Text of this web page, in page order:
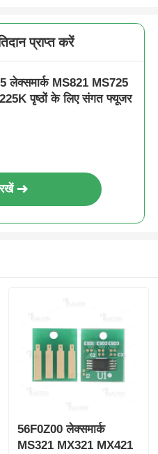
प्राप्त करें
लेक्समार्क MS821 MS725
पृष्ठों के लिए संगत फ्यूजर
56F0Z00 लेक्समार्क
MS321 MX321 MX421